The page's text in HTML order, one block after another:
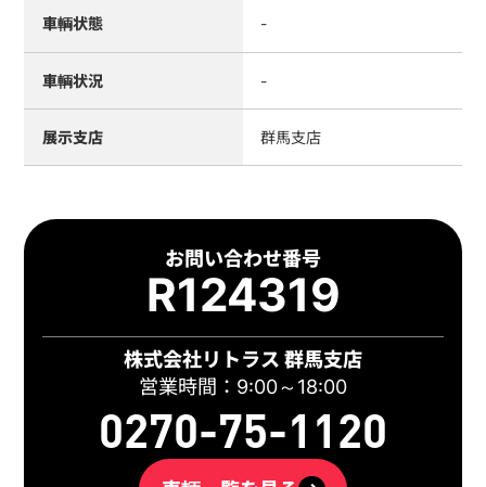
車輌状態 -
車輌状況 -
展示支店 群馬支店
お問い合わせ番号
R124319
株式会社リトラス 群馬支店
営業時間：9:00～18:00
0270-75-1120